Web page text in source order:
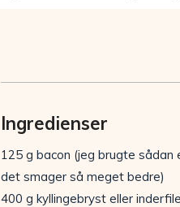
Ingredienser
125 g bacon (jeg brugte sådan
det smager så meget bedre)
400 g kyllingebryst eller